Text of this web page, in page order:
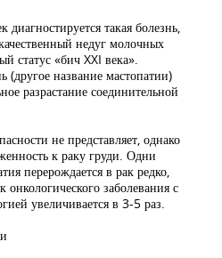
такая болезнь,
недуг молочных
статус «бич XXI века».
(другое название мастопатии)
разрастание соединительной
не представляет, однако
к раку груди. Одни
перерождается в рак редко,
заболевания с
увеличивается в 3-5 раз.